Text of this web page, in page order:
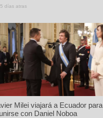
5 días atras
Milei viajará a Ecuador para
con Daniel Noboa